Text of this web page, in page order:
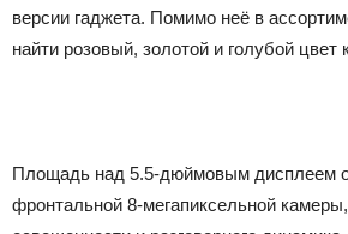
версии гаджета. Помимо неё в
найти розовый, золотой и голубой цвет
Площадь над 5.5-дюймовым дисплеем
фронтальной 8-мегапиксельной